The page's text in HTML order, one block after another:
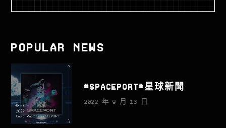
POPULAR NEWS
#SPACEPORT#星球新聞
2022 年 9 月 13 日